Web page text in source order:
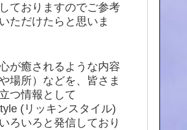
ておりますのでご参考
ただけたらと思いま
が癒されるような内容
や場所）などを、皆さま
つ情報として
(リッキンスタイル)
ろいろと発信しており